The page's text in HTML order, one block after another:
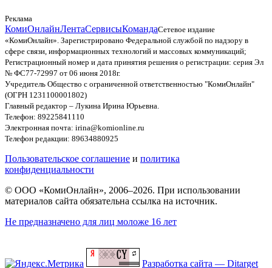
Реклама
КомиОнлайнЛентаСервисыКомандаСетевое издание
«КомиОнлайн». Зарегистрировано Федеральной службой по надзору в
сфере связи, информационных технологий и массовых коммуникаций;
Регистрационный номер и дата принятия решения о регистрации: серия Эл
№ ФС77-72997 от 06 июня 2018г.
Учредитель Общество с ограниченной ответственностью "КомиОнлайн"
(ОГРН 1231100001802)
Главный редактор – Лукина Ирина Юрьевна.
Телефон: 89225841110
Электронная почта: irina@komionline.ru
Телефон редакции: 89634880925
Пользовательское соглашение и политика
конфиденциальности
© ООО «КомиОнлайн», 2006–2026. При использовании
материалов сайта обязательна ссылка на источник.
Не предназначено для лиц моложе 16 лет
Разработка сайта — Ditarget